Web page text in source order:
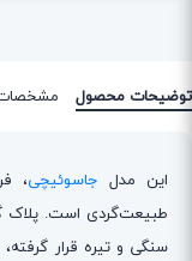
توضیحات محصول
این مدل جاسوئیچی،
طبیعت‌گردی است. پلاک
سنگی و تیره قرار